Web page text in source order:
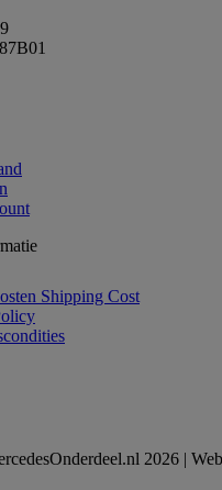
Shipping Cost
2026 |